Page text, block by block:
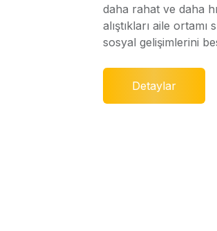
daha rahat ve daha
alıştıkları aile ortamı
sosyal gelişimlerini
Detaylar